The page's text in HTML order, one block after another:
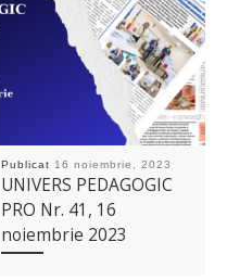
Publicat 16 noiembrie, 2023
UNIVERS PEDAGOGIC
PRO Nr. 41, 16
noiembrie 2023